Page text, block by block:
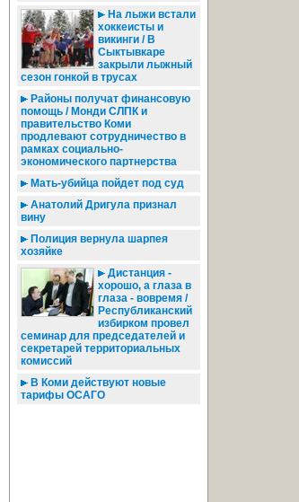
На лыжи встали
хоккеисты и
викинги / В
Сыктывкаре
закрыли лыжный
сезон гонкой в трусах
Районы получат финансовую
помощь / Монди СЛПК и
правительство Коми
продлевают сотрудничество в
рамках социально-
экономического партнерства
Мать-убийца пойдет под суд
Анатолий Дригула признал
вину
Полиция вернула шарпея
хозяйке
Дистанция -
хорошо, а глаза в
глаза - вовремя /
Республиканский
избирком провел
семинар для председателей и
секретарей территориальных
комиссий
В Коми действуют новые
тарифы ОСАГО